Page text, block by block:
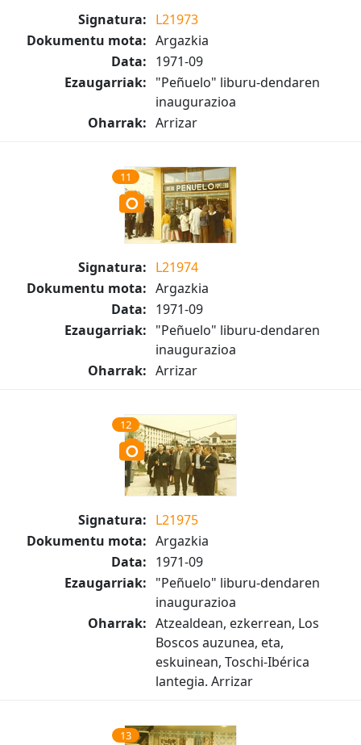
Signatura: L21973
Dokumentu mota: Argazkia
Data: 1971-09
Ezaugarriak: "Peñuelo" liburu-dendaren
inaugurazioa
Oharrak: Arrizar
11
Signatura: L21974
Dokumentu mota: Argazkia
Data: 1971-09
Ezaugarriak: "Peñuelo" liburu-dendaren
inaugurazioa
Oharrak: Arrizar
12
Signatura: L21975
Dokumentu mota: Argazkia
Data: 1971-09
Ezaugarriak: "Peñuelo" liburu-dendaren
inaugurazioa
Oharrak: Atzealdean, ezkerrean, Los
Boscos auzunea, eta,
eskuinean, Toschi-Ibérica
lantegia. Arrizar
13